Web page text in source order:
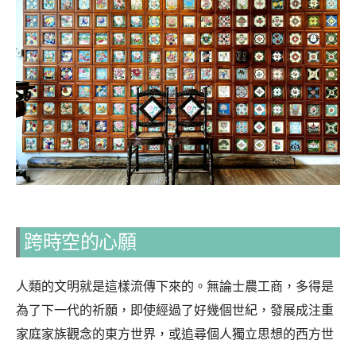
跨時空的心願
人類的文明就是這樣流傳下來的。無論士農工商，多得是
為了下一代的祈願，即使經過了好幾個世紀，發展成注重
家庭家族觀念的東方世界，或追尋個人獨立思想的西方世